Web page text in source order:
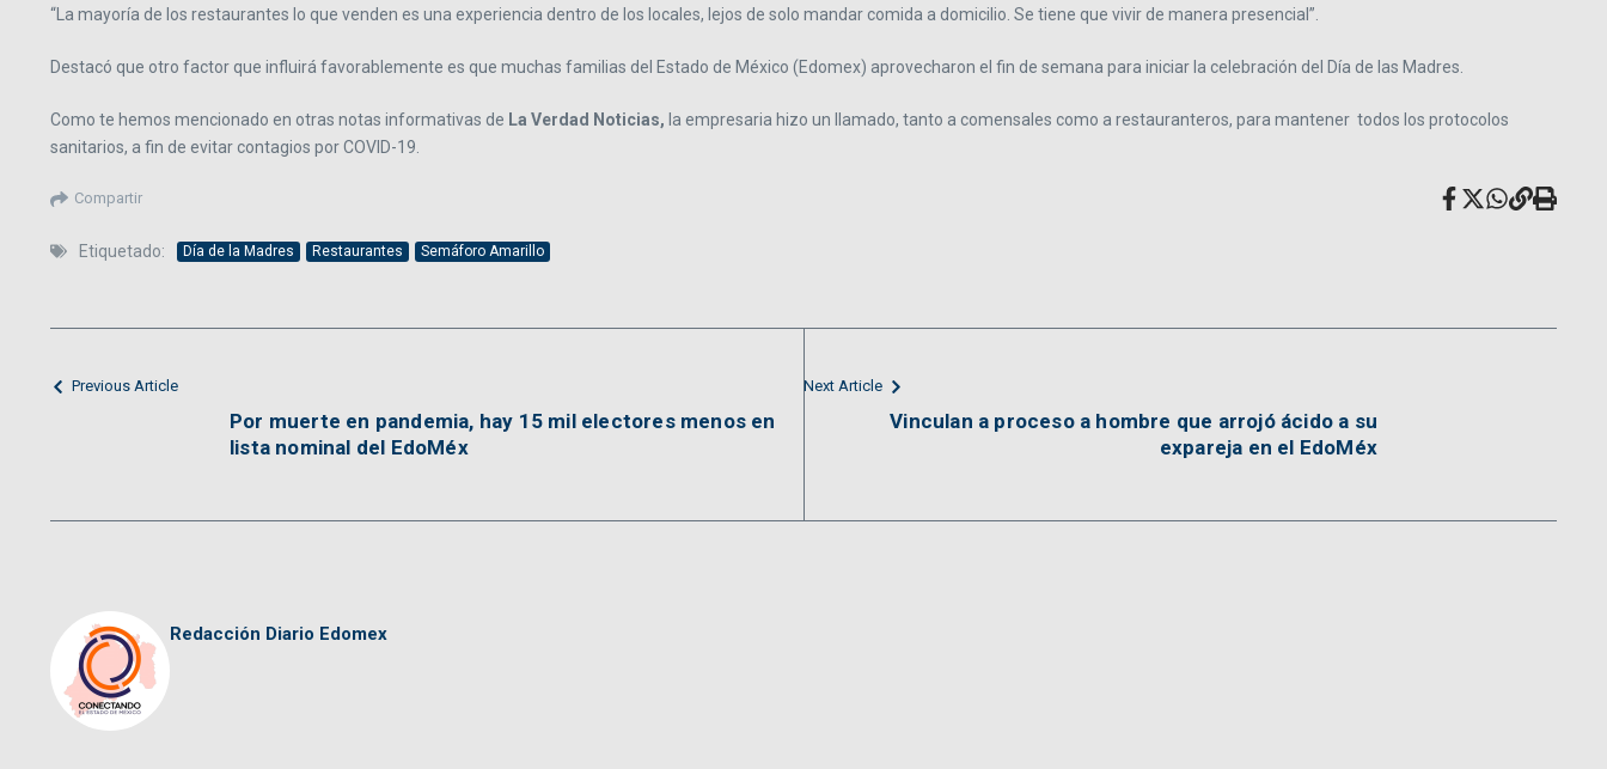
“La mayoría de los restaurantes lo que venden es una experiencia dentro de los locales, lejos de solo mandar comida a domicilio. Se tiene que vivir de manera presencial”.
Destacó que otro factor que influirá favorablemente es que muchas familias del Estado de México (Edomex) aprovecharon el fin de semana para iniciar la celebración del Día de las Madres.
Como te hemos mencionado en otras notas informativas de La Verdad Noticias, la empresaria hizo un llamado, tanto a comensales como a restauranteros, para mantener todos los protocolos
sanitarios, a fin de evitar contagios por COVID-19.
Compartir
Etiquetado: Día de la Madres Restaurantes Semáforo Amarillo
Previous Article
Por muerte en pandemia, hay 15 mil electores menos en
lista nominal del EdoMéx
Next Article
Vinculan a proceso a hombre que arrojó ácido a su
expareja en el EdoMéx
Redacción Diario Edomex